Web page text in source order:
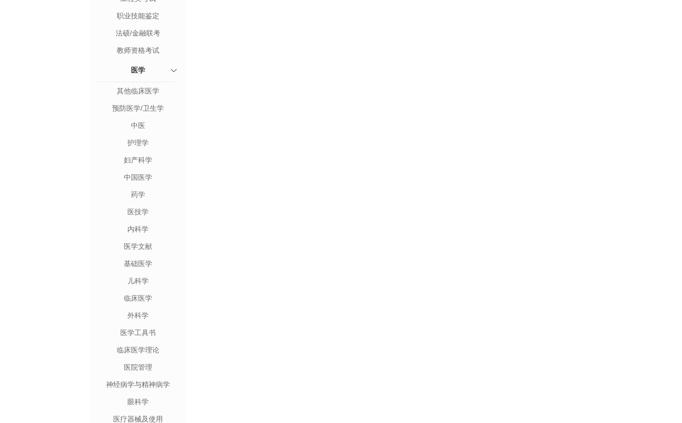
职业技能鉴定
法硕/金融联考
教师资格考试
医学
其他临床医学
预防医学/卫生学
中医
护理学
妇产科学
中国医学
药学
医技学
内科学
医学文献
基础医学
儿科学
临床医学
外科学
医学工具书
临床医学理论
医院管理
神经病学与精神病学
眼科学
医疗器械及使用